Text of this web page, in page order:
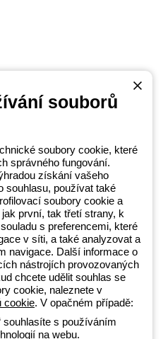
od roku 2025 a jeho ekosystému
světelná řešení, která
a podporují profesionály a
jejich potřeb.Zjistěte více o
CS
souborů
soubory cookie, které
správného fungování.
získání vašeho
souhlasu, používat také
soubory cookie a
první, tak třetí strany, k
s preferencemi, které
v síti, a také analyzovat a
navigace. Další informace o
nástrojích provozovaných
chcete udělit souhlas se
cookie, naleznete v
cookie. V opačném případě:
souhlasíte s používáním
na webu.